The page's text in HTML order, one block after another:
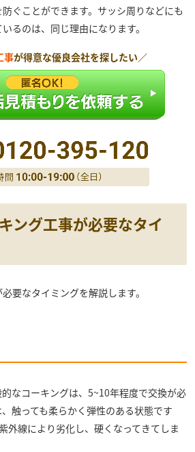
ぐことができます。サッシ周りなどにも
るのは、同じ理由になります。
事が得意な優良会社を探したい／
ング工事が必要なタイ
要なタイミングを解説します。
なコーキングは、5~10年程度で交換が必
触っても柔らかく弾性のある状態です
外線により劣化し、硬くなってきてしま